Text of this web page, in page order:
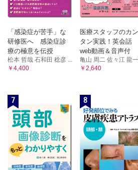
「感染症が苦手」な
研修医へ 感染症診
療の極意を伝授
松本 哲哉 石和田 稔彦 ...
￥4,400
医療スタッフのカン
タン実践！英会話
web動画＆音声付
亀山 周二 佐々江 龍
￥2,640
7 8